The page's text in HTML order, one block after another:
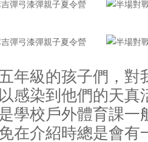
年級的孩子們 ， 對
感染到他們的天真
學校戶外體育課一
在介紹時總是會有